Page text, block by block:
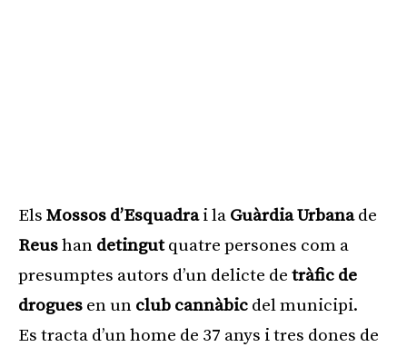
Els Mossos d’Esquadrai la Guàrdia Urbanade
Reushan detingutquatre persones com a
presumptes autors d’un delicte de tràfic de
drogues en un club cannàbic del municipi.
Es tracta d’un home de 37 anys i tres dones de